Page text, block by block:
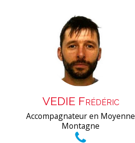
VEDIE Frédéric
Accompagnateur en Moyenne
Montagne